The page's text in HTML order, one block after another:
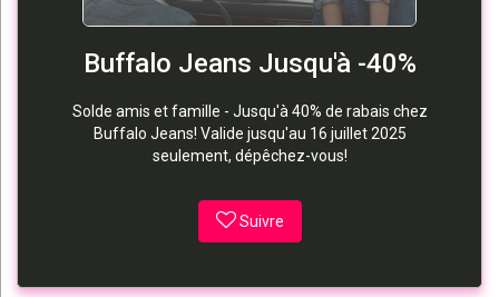
Buffalo Jeans Jusqu'à -40%
Solde amis et famille - Jusqu'à 40% de rabais chez
Buffalo Jeans! Valide jusqu'au 16 juillet 2025
seulement, dépêchez-vous!
Suivre